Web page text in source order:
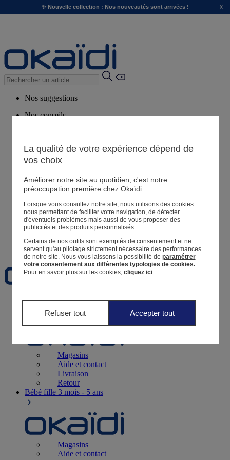
✨ Nouvelle collection : Nos nouveautés sont arrivées ! x
Nos suggestions
Nos conseils
Magasin
Mes informations
Suivre une commande
Panier
Favoris
Naissance0-12 mois
Magasins
Aide et contact
Livraison
Retour
Bébé fille 3 mois - 5 ans
Magasins
Aide et contact
La qualité de votre expérience dépend de
vos choix
Améliorer notre site au quotidien, c'est notre
préoccupation première chez Okaïdi.
Lorsque vous consultez notre site, nous utilisons des cookies
nous permettant de faciliter votre navigation, de détecter
d'éventuels problèmes mais aussi de vous proposer des
publicités et des produits personnalisés.
Certains de nos outils sont exemptés de consentement et ne
servent qu'au pilotage strictement nécessaire des performances
de notre site. Nous vous laissons la possibilité de paramétrer
votre consentement aux différentes typologies de cookies.
Pour en savoir plus sur les cookies, cliquez ici.
Refuser tout Accepter tout